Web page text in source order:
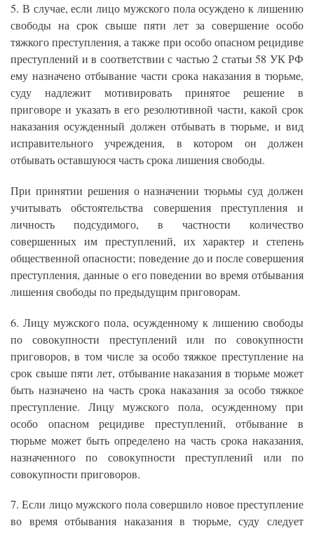
5. В случае, если лицо мужского пола осуждено к лишению
свободы на срок свыше пяти лет за совершение особо
тяжкого преступления, а также при особо опасном рецидиве
преступлений и в соответствии с частью 2 статьи 58 УК РФ
ему назначено отбывание части срока наказания в тюрьме,
суду надлежит мотивировать принятое решение в
приговоре и указать в его резолютивной части, какой срок
наказания осужденный должен отбывать в тюрьме, и вид
исправительного учреждения, в котором он должен
отбывать оставшуюся часть срока лишения свободы.
При принятии решения о назначении тюрьмы суд должен
учитывать обстоятельства совершения преступления и
личность подсудимого, в частности количество
совершенных им преступлений, их характер и степень
общественной опасности; поведение до и после совершения
преступления, данные о его поведении во время отбывания
лишения свободы по предыдущим приговорам.
6. Лицу мужского пола, осужденному к лишению свободы
по совокупности преступлений или по совокупности
приговоров, в том числе за особо тяжкое преступление на
срок свыше пяти лет, отбывание наказания в тюрьме может
быть назначено на часть срока наказания за особо тяжкое
преступление. Лицу мужского пола, осужденному при
особо опасном рецидиве преступлений, отбывание в
тюрьме может быть определено на часть срока наказания,
назначенного по совокупности преступлений или по
совокупности приговоров.
7. Если лицо мужского пола совершило новое преступление
во время отбывания наказания в тюрьме, суду следует